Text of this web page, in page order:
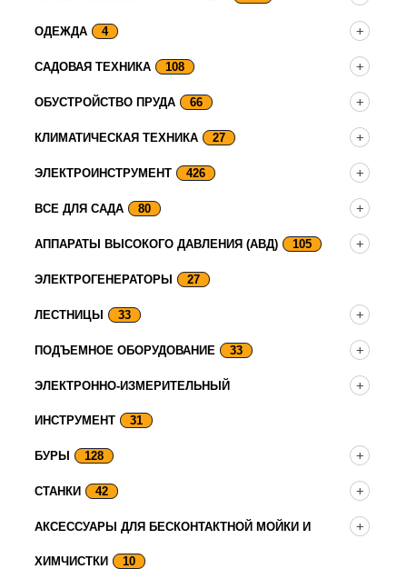
ОДЕЖДА 4
САДОВАЯ ТЕХНИКА 108
ОБУСТРОЙСТВО ПРУДА 66
КЛИМАТИЧЕСКАЯ ТЕХНИКА 27
ЭЛЕКТРОИНСТРУМЕНТ 426
ВСЕ ДЛЯ САДА 80
АППАРАТЫ ВЫСОКОГО ДАВЛЕНИЯ (АВД) 105
ЭЛЕКТРОГЕНЕРАТОРЫ 27
ЛЕСТНИЦЫ 33
ПОДЪЕМНОЕ ОБОРУДОВАНИЕ 33
ЭЛЕКТРОННО-ИЗМЕРИТЕЛЬНЫЙ
ИНСТРУМЕНТ 31
БУРЫ 128
СТАНКИ 42
АКСЕССУАРЫ ДЛЯ БЕСКОНТАКТНОЙ МОЙКИ И
ХИМЧИСТКИ 10